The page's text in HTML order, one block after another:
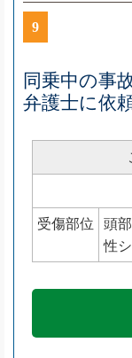
9
同乗中の事
弁護士に依
受傷部位
頭
性